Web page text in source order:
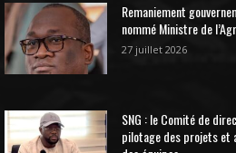
Remaniement
nommé Ministre de
27 juillet 2026
SNG : le Comité de
pilotage des projets et